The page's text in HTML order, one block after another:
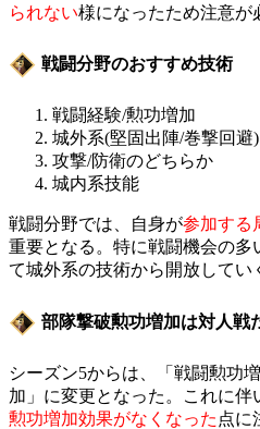
られない様になったため注意が
戦闘分野のおすすめ技術
戦闘経験/勲功増加
城外系(堅固出陣/巻撃回避)
攻撃/防衛のどちらか
城内系技能
戦闘分野では、自身が参加する
重要となる。特に戦闘機会の多
て城外系の技術から開放してい
部隊撃破勲功増加は対人戦
シーズン5からは、「戦闘勲功
加」に変更となった。これに伴
勲功増加効果がなくなった 点に